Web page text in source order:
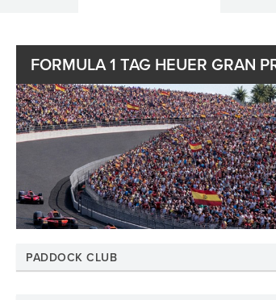
FORMULA 1 TAG HEUER GRAN
PADDOCK CLUB